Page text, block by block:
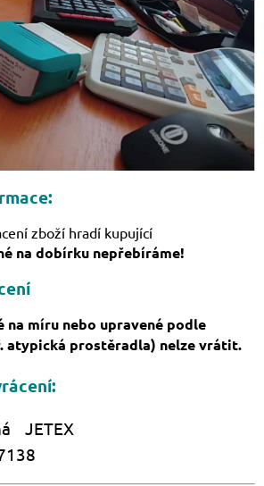
zboží hradí kupující
na dobírku nepřebíráme!
míru nebo upravené podle
atypická prostěradla) nelze vrátit.
JETEX